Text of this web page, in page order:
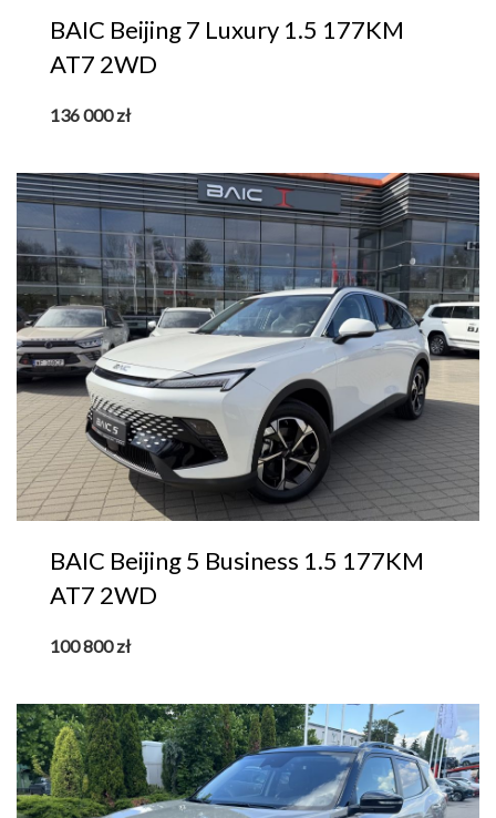
BAIC Beijing 7 Luxury 1.5 177KM
AT7 2WD
136 000zł
BAIC Beijing 5 Business 1.5 177KM
AT7 2WD
100 800zł